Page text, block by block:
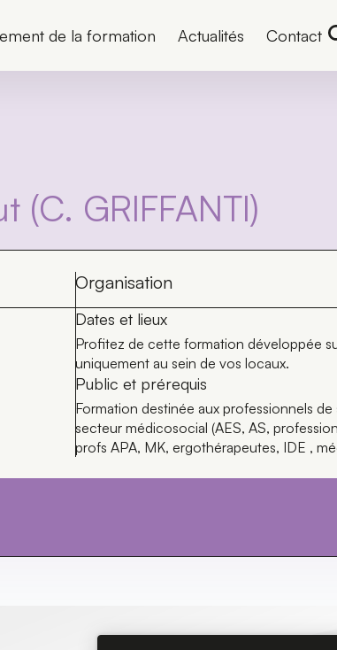
de la formation Actualités Contact
GRIFFANTI)
Organisation
Dates et lieux
Profitez de cette formation développée
uniquement au sein de vos locaux.
Public et prérequis
Formation destinée aux professionnels de
secteur médicosocial (AES, AS,
profs APA, MK, ergothérapeutes, IDE ,